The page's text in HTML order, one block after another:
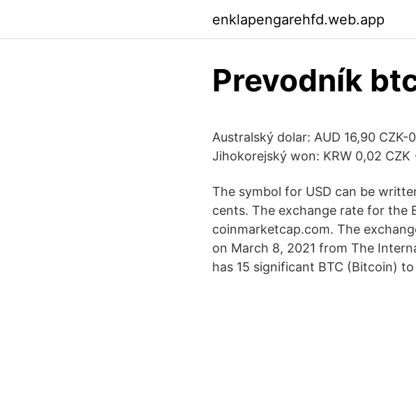
enklapengarehfd.web.app
Prevodník
Australský dolar: AUD 16,90
Jihokorejský won: KRW 0,02
The symbol for USD can be
cents. The exchange rate for the
coinmarketcap.com. The
on March 8, 2021 from The
has 15 significant BTC (Bitcoin)